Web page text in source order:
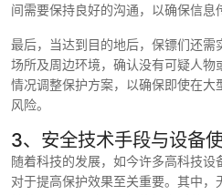
间需要保持良好的沟通，以确保信息
最后，当达到目的地后，保镖们还
场所及周边环境，确认没有可疑人物
情况调整保护方案，以确保即使在
风险。
3、安全技术手段与设备
随着科技的发展，如今许多高科技
对于提高保护效果至关重要。其中